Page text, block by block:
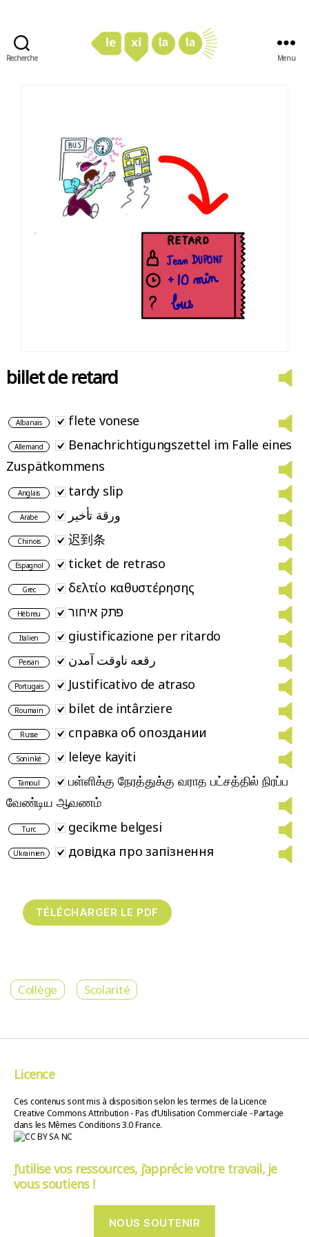
Recherche Menu
billet de retard
Albanais flete vonese
Allemand
Benachrichtigungszettel im Falle eines
Zuspätkommens
Anglais tardy slip
Arabe ورقة تأخير
Chinois 迟到条
Espagnol ticket de retraso
Grec δελτίο καθυστέρησης
Hébreu פתק איחור
Italien giustificazione per ritardo
Persan رقعه ناوقت آمدن
Portugais Justificativo de atraso
Roumain bilet de intârziere
Russe справка об опоздании
Soninké leleye kayiti
Tamoul
பள்ளிக்கு நேரத்துக்கு வராத பட்சத்தில் நிரப்ப
வேண்டிய ஆவணம்
Turc gecikme belgesi
Ukrainien довідка про запізнення
Collège Scolarité
Licence
Ces contenus sont mis à disposition selon les termes de la Licence
Creative Commons Attribution - Pas d’Utilisation Commerciale - Partage
dans les Mêmes Conditions 3.0 France.
J’utilise vos ressources, j’apprécie votre travail, je
vous soutiens !
NOUS SOUTENIR